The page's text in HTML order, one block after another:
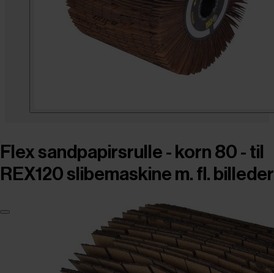
Flex sandpapirsrulle - korn 80 - til
REX120 slibemaskine m. fl. billeder